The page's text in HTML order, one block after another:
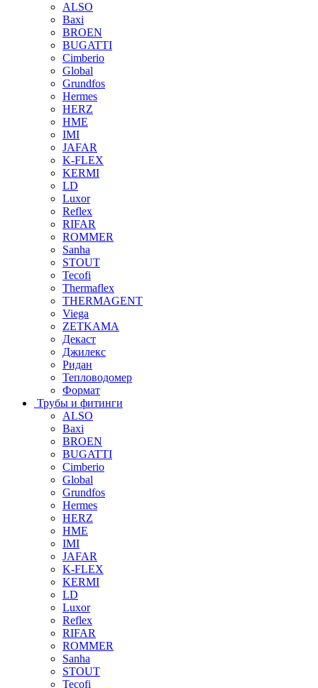
ALSO
Baxi
BROEN
BUGATTI
Cimberio
Global
Grundfos
Hermes
HERZ
HME
IMI
JAFAR
K-FLEX
KERMI
LD
Luxor
Reflex
RIFAR
ROMMER
Sanha
STOUT
Tecofi
Thermaflex
THERMAGENT
Viega
ZETKAMA
Декаст
Джилекс
Ридан
Тепловодомер
Формат
Трубы и фитинги
ALSO
Baxi
BROEN
BUGATTI
Cimberio
Global
Grundfos
Hermes
HERZ
HME
IMI
JAFAR
K-FLEX
KERMI
LD
Luxor
Reflex
RIFAR
ROMMER
Sanha
STOUT
Tecofi